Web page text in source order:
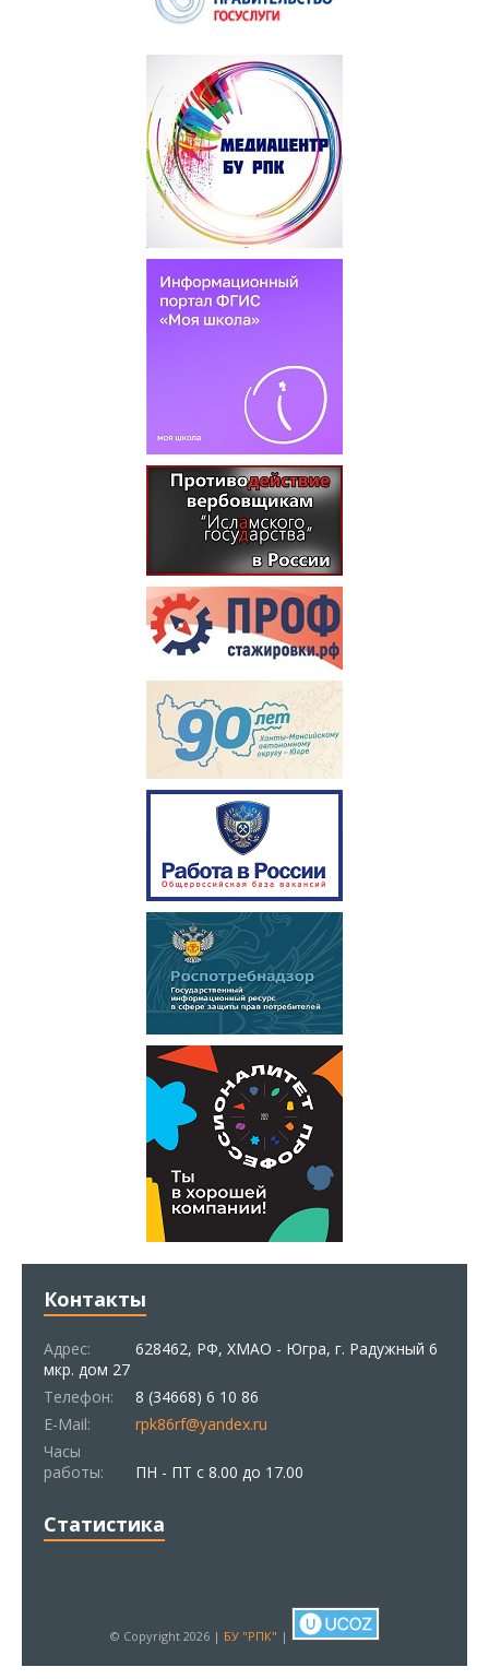
Контакты
Адрес:
628462, РФ, ХМАО - Югра, г. Радужный 6
мкр. дом 27
Телефон:
8 (34668) 6 10 86
E-Mail:
rpk86rf@yandex.ru
Часы
работы:
ПН - ПТ с 8.00 до 17.00
Статистика
© Copyright 2026 | БУ "РПК" |